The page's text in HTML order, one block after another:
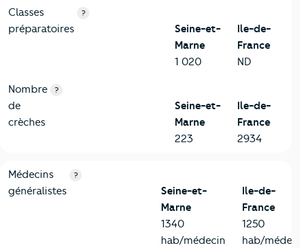
Classes
préparatoires
?
Seine-et-
Marne
1 020
Ile-de-
France
ND
Nombre
de
crèches
?
Seine-et-
Marne
223
Ile-de-
France
2934
5-Commerces
Critères Seine-et-Marne
Médecins
généralistes
?
Seine-et-
Marne
1340
hab/médecin
Ile-de-
France
1250
hab/médecin